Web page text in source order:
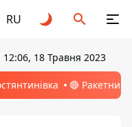
RU
12:06, 18 Травня 2023
🔴 Ракетний